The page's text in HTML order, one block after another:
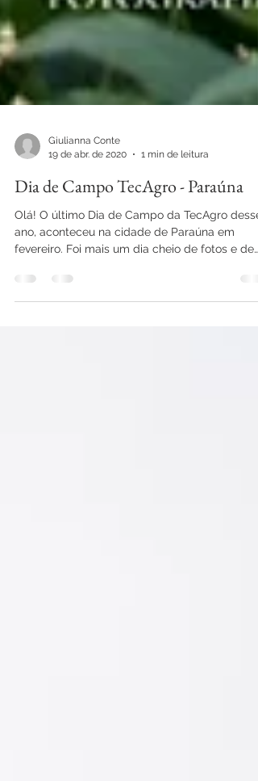
19 de abr. de 2020
1 min de leitura
Dia de Campo TecAgro - Paraúna
Olá! O último Dia de Campo da TecAgro desse
fevereiro. Foi mais um dia cheio de fotos e de
muito...